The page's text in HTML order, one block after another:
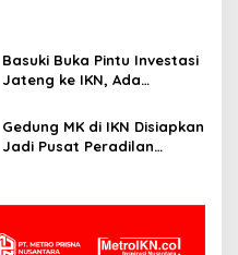
Basuki Buka Pintu Investasi
Jateng ke IKN, Ada
Gedung MK di IKN Disiapkan
Jadi Pusat Peradilan
Persen